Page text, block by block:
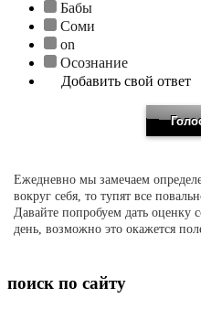
Бабы
Соми
on
Осознание
Добавить свой ответ
Ежедневно мы замечаем
вокруг себя, то тупят все
Давайте попробуем дать оценку
день, возможно это окажется
поиск по сайту